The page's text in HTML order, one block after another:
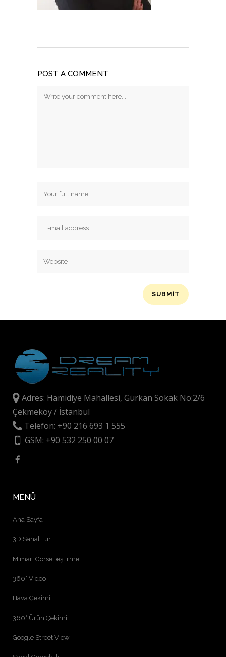
POST A COMMENT
Adres: Hamidiye Mahallesi, Gürkan Sokak No:2/6
Çekmeköy / İstanbul
Telefon: +90 216 693 1 555
GSM: +90 532 250 00 07
MENÜ
Ana Sayfa
3D Sanal Tur
Mimari Görselleştirme
360° Video
Hava Çekimi
360° Ürün Çekimi
Google Street View